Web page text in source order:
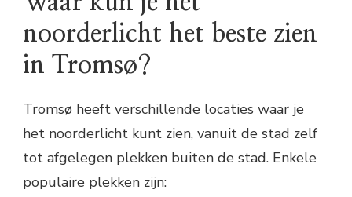
noorderlicht het beste zien
in Tromsø?
Tromsø heeft verschillende locaties waar je
het noorderlicht kunt zien, vanuit de stad zelf
tot afgelegen plekken buiten de stad. Enkele
populaire plekken zijn: